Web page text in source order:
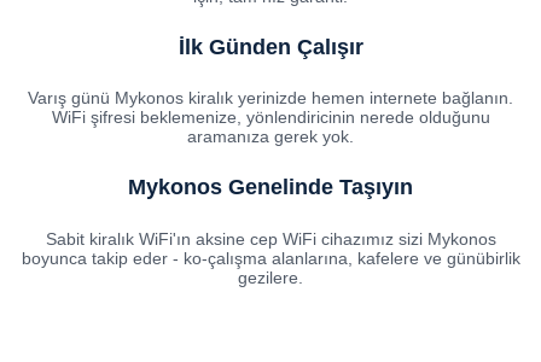
İlk Günden Çalışır
Varış günü Mykonos kiralık yerinizde hemen internete bağlanın.
WiFi şifresi beklemenize, yönlendiricinin nerede olduğunu
aramanıza gerek yok.
Mykonos Genelinde Taşıyın
Sabit kiralık WiFi'ın aksine cep WiFi cihazımız sizi Mykonos
boyunca takip eder - ko-çalışma alanlarına, kafelere ve günübirlik
gezilere.